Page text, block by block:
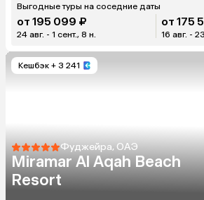
Выгодные туры на соседние даты
от 195 099 ₽
24 авг. - 1 сент., 8 н.
от 175
16 авг. -
Кешбэк + 3 241
Фуджейра, ОАЭ
Miramar Al Aqah Beach
Resort